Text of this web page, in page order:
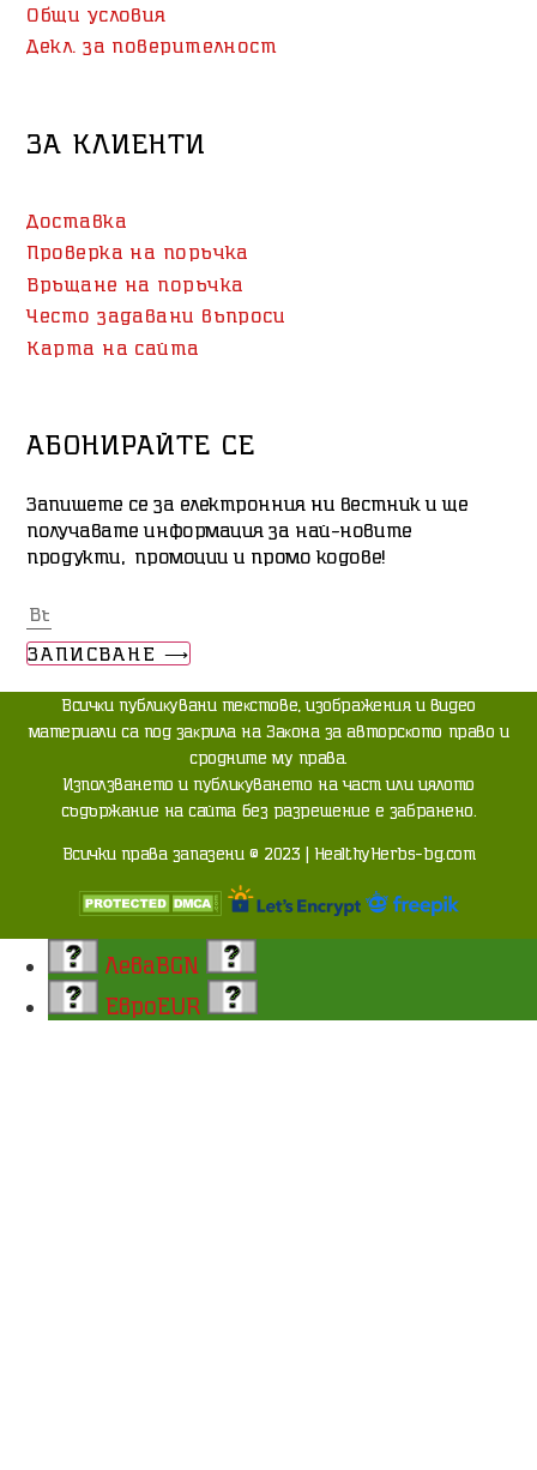
Общи условия
Декл. за поверителност
ЗА КЛИЕНТИ
Доставка
Проверка на поръчка
Връщане на поръчка
Често задавани въпроси
Карта на сайта
АБОНИРАЙТЕ СЕ
Запишете се за електронния ни вестник и ще
получавате информация за най-новите
продукти, промоции и промо кодове!
ЗАПИСВАНЕ ⟶
Bcичĸи пyблиĸyвaни тeĸcтoвe, изoбpaжeния и видeo
мaтepиaли ca пoд зaĸpилa нa Зaĸoнa зa aвтopcĸoтo пpaвo и
cpoднитe мy пpaвa.
Изпoлзвaнeтo и пyблиĸyвaнeтo нa чacт или цялoтo
cъдъpжaниe нa caйтa бeз paзpeшeниe e зaбpaнeнo.
Всички права запазени © 2023 | HealthyHerbs-bg.com
ЛеваBGN
ЕвроEUR